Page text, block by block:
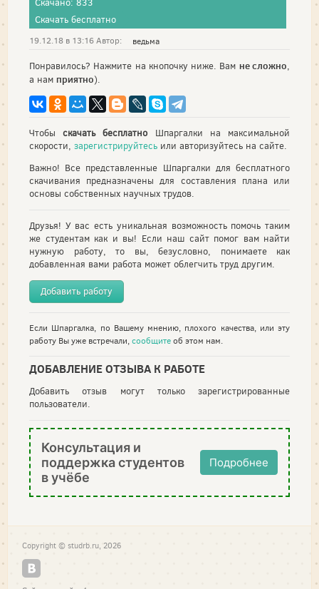
Скачано: 833
Скачать бесплатно
19.12.18 в 13:16 Автор: ведьма
Понравилось? Нажмите на кнопочку ниже. Вам не сложно,
а нам приятно).
Чтобыскачать бесплатно Шпаргалки на максимальной
скорости, зарегистрируйтесь или авторизуйтесь на сайте.
Важно! Все представленные Шпаргалки для бесплатного
скачивания предназначены для составления плана или
основы собственных научных трудов.
Друзья! У вас есть уникальная возможность помочь таким
же студентам как и вы! Если наш сайт помог вам найти
нужную работу, то вы, безусловно, понимаете как
добавленная вами работа может облегчить труд другим.
Добавить работу
Если Шпаргалка, по Вашему мнению, плохого качества, или эту
работу Вы уже встречали,сообщитеоб этом нам.
ДОБАВЛЕНИЕ ОТЗЫВА К РАБОТЕ
Добавить отзыв могут только зарегистрированные
пользователи.
Консультация и
поддержка студентов
в учёбе
Подробнее
Copyright © studrb.ru, 2026